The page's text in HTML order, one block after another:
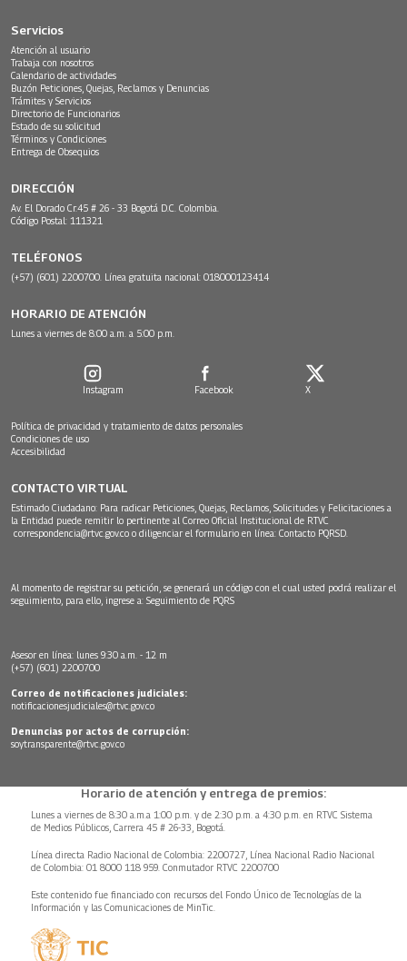
Servicios
Atención al usuario
Trabaja con nosotros
Calendario de actividades
Buzón Peticiones, Quejas, Reclamos y Denuncias
Trámites y Servicios
Directorio de Funcionarios
Estado de su solicitud
Términos y Condiciones
Entrega de Obsequios
DIRECCIÓN
Av. El Dorado Cr.45 # 26 - 33 Bogotá D.C. Colombia.
Código Postal: 111321
TELÉFONOS
(+57) (601) 2200700. Línea gratuita nacional: 018000123414
HORARIO DE ATENCIÓN
Lunes a viernes de 8:00 a.m. a 5:00 p.m.
Instagram Facebook X
Política de privacidad y tratamiento de datos personales
Condiciones de uso
Accesibilidad
CONTACTO VIRTUAL
Estimado Ciudadano: Para radicar Peticiones, Quejas, Reclamos, Solicitudes y Felicitaciones a
la Entidad puede remitir lo pertinente al Correo Oficial Institucional de RTVC
correspondencia@rtvc.gov.co o diligenciar el formulario en línea: Contacto PQRSD.
Al momento de registrar su petición, se generará un código con el cual usted podrá realizar el
seguimiento, para ello, ingrese a: Seguimiento de PQRS
Asesor en línea: lunes 9:30 a.m. - 12 m
(+57) (601) 2200700
Correo de notificaciones judiciales:
notificacionesjudiciales@rtvc.gov.co
Denuncias por actos de corrupción:
soytransparente@rtvc.gov.co
Horario de atención y entrega de premios:
Lunes a viernes de 8:30 a.m.a 1:00 p.m. y de 2:30 p.m. a 4:30 p.m. en RTVC Sistema
de Medios Públicos, Carrera 45 # 26-33, Bogotá.
Línea directa Radio Nacional de Colombia: 2200727, Línea Nacional Radio Nacional
de Colombia: 01 8000 118 959. Conmutador RTVC 2200700
Este contenido fue financiado con recursos del Fondo Único de Tecnologías de la
Información y las Comunicaciones de MinTic.